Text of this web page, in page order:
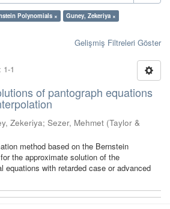
Polynomials ×
Guney, Zekeriya ×
Gelişmiş Filtreleri Göster
1-1
of pantograph equations
Zekeriya; Sezer, Mehmet (Taylor &
method based on the Bernstein
the approximate solution of the
equations with retarded case or advanced